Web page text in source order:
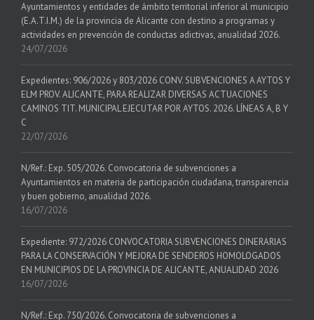
Ayuntamientos y entidades de ámbito territorial inferior al municipio
(E.A.T.I.M.) de la provincia de Alicante con destino a programas y
actividades en prevención de conductas adictivas, anualidad 2026.
24/07/2026
Expedientes: 906/2026 y 803/2026 CONV. SUBVENCIONES A AYTOS Y
ELM PROV. ALICANTE, PARA REALIZAR DIVERSAS ACTUACIONES
CAMINOS TIT. MUNICIPAL EJECUTAR POR AYTOS. 2026. LÍNEAS A, B Y
C
22/07/2026
N/Ref.: Exp. 505/2026. Convocatoria de subvenciones a
Ayuntamientos en materia de participación ciudadana, transparencia
y buen gobierno, anualidad 2026.
16/07/2026
Expediente: 972/2026 CONVOCATORIA SUBVENCIONES DINERARIAS
PARA LA CONSERVACIÓN Y MEJORA DE SENDEROS HOMOLOGADOS
EN MUNICIPIOS DE LA PROVINCIA DE ALICANTE, ANUALIDAD 2026
16/07/2026
N/Ref.: Exp. 750/2026. Convocatoria de subvenciones a